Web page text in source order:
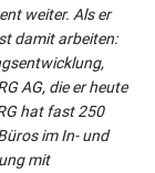
weiter. Als er
damit arbeiten:
AG, die er heute
hat fast 250
im In- und
mit